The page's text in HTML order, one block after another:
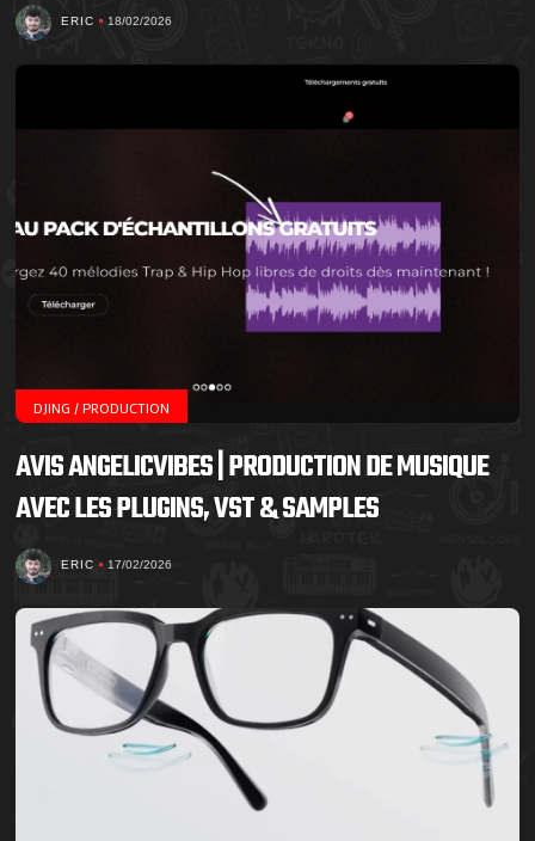
ERIC 18/02/2026
DJING / PRODUCTION
AVIS ANGELICVIBES | PRODUCTION DE MUSIQUE
AVEC LES PLUGINS, VST & SAMPLES
ERIC 17/02/2026